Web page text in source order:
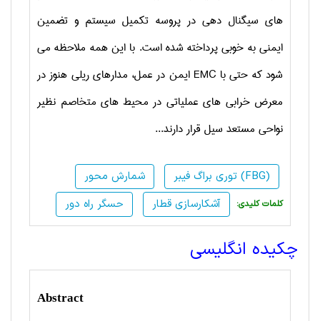
های سیگنال دهی در پروسه تکمیل سیستم و تضمین
ایمنی به خوبی پرداخته شده است. با این همه ملاحظه می
شود که حتی با EMC ایمن در عمل، مدارهای ریلی هنوز در
معرض خرابی های عملیاتی در محیط های متخاصم نظیر
نواحی مستعد سیل قرار دارند...
شمارش محور
توری براگ فیبر (FBG)
حسگر راه دور
آشکارسازی قطار :کلمات کلیدی
چکیده انگلیسی
Abstract